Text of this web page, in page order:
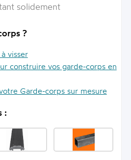
solidement
?
visser
construire vos garde-corps en
Garde-corps sur mesure
: